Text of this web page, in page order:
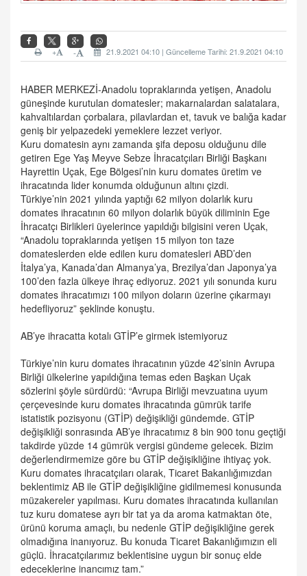
21.9.2021 04:10 | Güncelleme Tarihi: 21.9.2021 04:10
-
+
HABER MERKEZİ-Anadolu topraklarında yetişen, Anadolu
güneşinde kurutulan domatesler; makarnalardan salatalara,
kahvaltılardan çorbalara, pilavlardan et, tavuk ve balığa kadar
geniş bir yelpazedeki yemeklere lezzet veriyor.
Kuru domatesin aynı zamanda şifa deposu olduğunu dile
getiren Ege Yaş Meyve Sebze İhracatçıları Birliği Başkanı
Hayrettin Uçak, Ege Bölgesi’nin kuru domates üretim ve
ihracatında lider konumda olduğunun altını çizdi.
Türkiye’nin 2021 yılında yaptığı 62 milyon dolarlık kuru
domates ihracatının 60 milyon dolarlık büyük diliminin Ege
İhracatçı Birlikleri üyelerince yapıldığı bilgisini veren Uçak,
“Anadolu topraklarında yetişen 15 milyon ton taze
domateslerden elde edilen kuru domatesleri ABD’den
İtalya’ya, Kanada’dan Almanya’ya, Brezilya’dan Japonya’ya
100’den fazla ülkeye ihraç ediyoruz. 2021 yılı sonunda kuru
domates ihracatımızı 100 milyon doların üzerine çıkarmayı
hedefliyoruz” şeklinde konuştu.
AB’ye ihracatta kotalı GTİP’e girmek istemiyoruz
Türkiye’nin kuru domates ihracatının yüzde 42’sinin Avrupa
Birliği ülkelerine yapıldığına temas eden Başkan Uçak
sözlerini şöyle sürdürdü: “Avrupa Birliği mevzuatına uyum
çerçevesinde kuru domates ihracatında gümrük tarife
istatistik pozisyonu (GTİP) değişikliği gündemde. GTİP
değişikliği sonrasında AB’ye ihracatımız 8 bin 900 tonu geçtiği
takdirde yüzde 14 gümrük vergisi gündeme gelecek. Bizim
değerlendirmemize göre bu GTİP değişikliğine ihtiyaç yok.
Kuru domates ihracatçıları olarak, Ticaret Bakanlığımızdan
beklentimiz AB ile GTİP değişikliğine gidilmemesi konusunda
müzakereler yapılması. Kuru domates ihracatında kullanılan
tuz kuru domatese ayrı bir tat ya da aroma katmaktan öte,
ürünü koruma amaçlı, bu nedenle GTİP değişikliğine gerek
olmadığına inanıyoruz. Bu konuda Ticaret Bakanlığımızın eli
güçlü. İhracatçılarımız beklentisine uygun bir sonuç elde
edeceklerine inancımız tam.”